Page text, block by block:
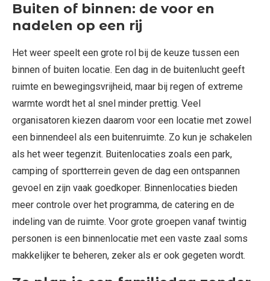
Buiten of binnen: de voor en
nadelen op een rij
Het weer speelt een grote rol bij de keuze tussen een
binnen of buiten locatie. Een dag in de buitenlucht geeft
ruimte en bewegingsvrijheid, maar bij regen of extreme
warmte wordt het al snel minder prettig. Veel
organisatoren kiezen daarom voor een locatie met zowel
een binnendeel als een buitenruimte. Zo kun je schakelen
als het weer tegenzit. Buitenlocaties zoals een park,
camping of sportterrein geven de dag een ontspannen
gevoel en zijn vaak goedkoper. Binnenlocaties bieden
meer controle over het programma, de catering en de
indeling van de ruimte. Voor grote groepen vanaf twintig
personen is een binnenlocatie met een vaste zaal soms
makkelijker te beheren, zeker als er ook gegeten wordt.